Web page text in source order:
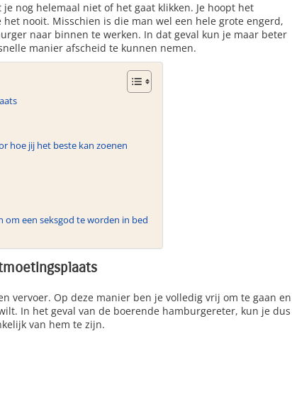
nog helemaal niet of het gaat klikken. Je hoopt het
nooit. Misschien is die man wel een hele grote engerd,
naar binnen te werken. In dat geval kun je maar beter
manier afscheid te kunnen nemen.
hoe jij het beste kan zoenen
om een seksgod te worden in bed
vervoer. Op deze manier ben je volledig vrij om te gaan en
In het geval van de boerende hamburgereter, kun je dus
van hem te zijn.